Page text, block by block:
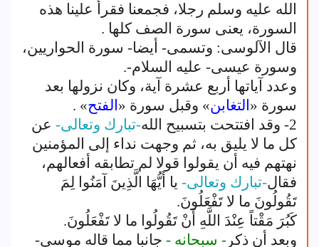
الله عليه وسلم رجلا، فجمعنا فقرأ علينا هذه
السورة، يعنى سورة الصف كلها .
قال الآلوسى: وتسمى- أيضا- سورة الحواريين،
وسورة عيسى- عليه السلام-.
وعدد آياتها أربع عشرة آية، وكان نزولها بعد
سورة « التغابن» وقبل سورة « الفتح» .
2- وقد افتتحت بتسبيح الله
-تبارك وتعالى- عن
كل ما لا يليق به، ثم وجهت نداء إلى المؤمنين
نهتهم فيه أن يقولوا قولا لم تطابقه أفعالهم،
فقال-تبارك وتعالى- يا أَيُّهَا الَّذِينَ آمَنُوا لِمَ
تَقُولُونَ ما لا تَفْعَلُونَ.
كَبُرَ مَقْتاً عِنْدَ اللَّهِ أَنْ تَقُولُوا ما لا تَفْعَلُونَ.
وبعد أن ذكر - سبحانه - جانبا مما قاله موسى-